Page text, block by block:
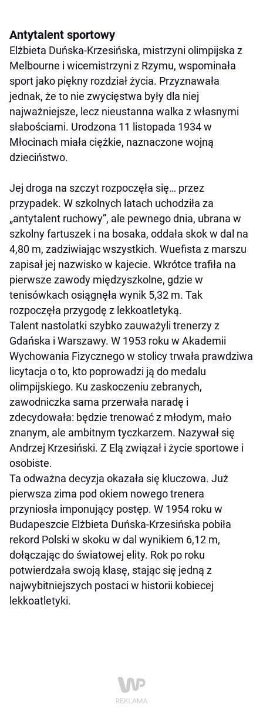
Antytalent sportowy
Elżbieta Duńska-Krzesińska, mistrzyni olimpijska z
Melbourne i wicemistrzyni z Rzymu, wspominała
sport jako piękny rozdział życia. Przyznawała
jednak, że to nie zwycięstwa były dla niej
najważniejsze, lecz nieustanna walka z własnymi
słabościami. Urodzona 11 listopada 1934 w
Młocinach miała ciężkie, naznaczone wojną
dzieciństwo.
Jej droga na szczyt rozpoczęła się… przez
przypadek. W szkolnych latach uchodziła za
„antytalent ruchowy”, ale pewnego dnia, ubrana w
szkolny fartuszek i na bosaka, oddała skok w dal na
4,80 m, zadziwiając wszystkich. Wuefista z marszu
zapisał jej nazwisko w kajecie. Wkrótce trafiła na
pierwsze zawody międzyszkolne, gdzie w
tenisówkach osiągnęła wynik 5,32 m. Tak
rozpoczęła przygodę z lekkoatletyką.
Talent nastolatki szybko zauważyli trenerzy z
Gdańska i Warszawy. W 1953 roku w Akademii
Wychowania Fizycznego w stolicy trwała prawdziwa
licytacja o to, kto poprowadzi ją do medalu
olimpijskiego. Ku zaskoczeniu zebranych,
zawodniczka sama przerwała naradę i
zdecydowała: będzie trenować z młodym, mało
znanym, ale ambitnym tyczkarzem. Nazywał się
Andrzej Krzesiński. Z Elą związał i życie sportowe i
osobiste.
Ta odważna decyzja okazała się kluczowa. Już
pierwsza zima pod okiem nowego trenera
przyniosła imponujący postęp. W 1954 roku w
Budapeszcie Elżbieta Duńska-Krzesińska pobiła
rekord Polski w skoku w dal wynikiem 6,12 m,
dołączając do światowej elity. Rok po roku
potwierdzała swoją klasę, stając się jedną z
najwybitniejszych postaci w historii kobiecej
lekkoatletyki.